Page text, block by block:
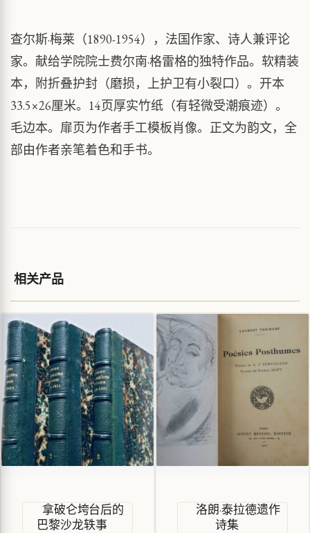
查尔斯·梅莱（1890-1954），法国作家、诗人兼评论
家。献给学院院士费尔南·格雷格的独特作品。软精装
本，附折叠护封（磨损，上护卫有小裂口）。开本
33.5×26厘米。14页厚实竹纸（有轻微受潮痕迹）。
毛边本。扉页为作者手工模板肖像。正文为韵文，全
部由作者亲笔着色和手书。
相关产品
拿破仑垮台后的
巴黎沙龙轶事
洛朗·泰拉德遗作
诗集